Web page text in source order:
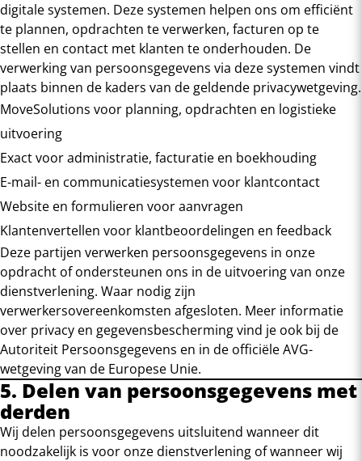
digitale systemen. Deze systemen helpen ons om efficiënt
te plannen, opdrachten te verwerken, facturen op te
stellen en contact met klanten te onderhouden. De
verwerking van persoonsgegevens via deze systemen vindt
plaats binnen de kaders van de geldende privacywetgeving.
MoveSolutions voor planning, opdrachten en logistieke
uitvoering
Exact voor administratie, facturatie en boekhouding
E-mail- en communicatiesystemen voor klantcontact
Website en formulieren voor aanvragen
Klantenvertellen voor klantbeoordelingen en feedback
Deze partijen verwerken persoonsgegevens in onze
opdracht of ondersteunen ons in de uitvoering van onze
dienstverlening. Waar nodig zijn
verwerkersovereenkomsten afgesloten. Meer informatie
over privacy en gegevensbescherming vind je ook bij de
Autoriteit Persoonsgegevens en in de officiëleAVG-
wetgeving van de Europese Unie.
5. Delen van persoonsgegevens met
derden
Wij delen persoonsgegevens uitsluitend wanneer dit
noodzakelijk is voor onze dienstverlening of wanneer wij